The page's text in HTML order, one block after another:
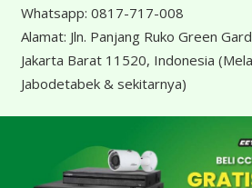
Whatsapp: 0817-717-008
Alamat: Jln. Panjang Ruko Green
Jakarta Barat 11520, Indonesia
Jabodetabek & sekitarnya)